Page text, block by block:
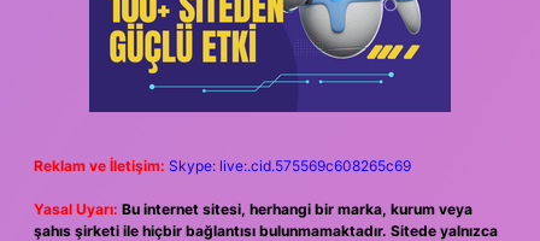
Reklam ve İletişim: Skype: live:.cid.575569c608265c69
Yasal Uyarı: Bu internet sitesi, herhangi bir marka, kurum veya
şahıs şirketi ile hiçbir bağlantısı bulunmamaktadır. Sitede yalnızca